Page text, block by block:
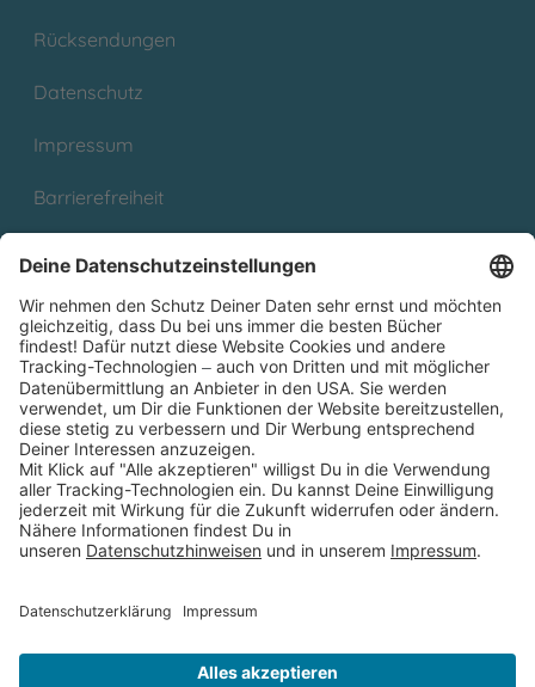
Rücksendungen
Datenschutz
Impressum
Barrierefreiheit
Partnerprogramm (Affiliate)
Folge uns auf
* Versandkostenfrei ab 9,00 € Bestellwert innerhalb
Deutschlands
** Lieferzeit 1-3 Werktage innerhalb Deutschlands
Thienemann-Esslinger Verlag GmbH, Blumenstraße 36, D-70182